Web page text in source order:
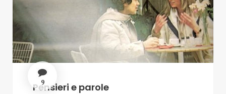
9
Pensieri e parole